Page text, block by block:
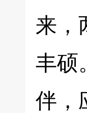
来，
丰硕
伴，